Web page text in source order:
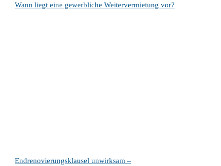
Wann liegt eine gewerbliche Weitervermietung vor?
Endrenovierungsklausel unwirksam –